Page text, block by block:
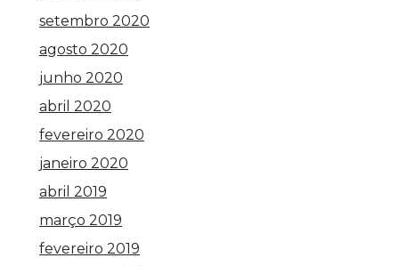
setembro 2020
agosto 2020
junho 2020
abril 2020
fevereiro 2020
janeiro 2020
abril 2019
março 2019
fevereiro 2019